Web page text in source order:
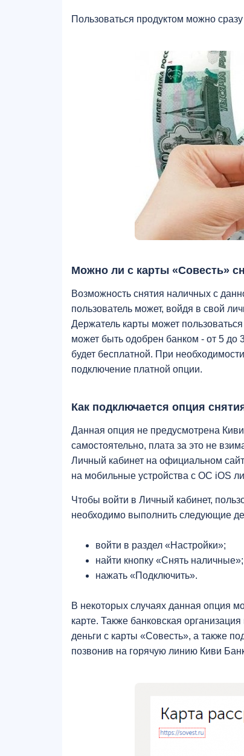
Пользоваться продуктом можно
Можно ли с карты «Совесть»
Возможность снятия наличных с
пользователь может, войдя в свой
Держатель карты может
может быть одобрен банком - от 5 до
будет бесплатной. При
подключение платной опции.
Как подключается опция
Данная опция не предусмотрена
самостоятельно, плата за это не
Личный кабинет на официальном
на мобильные устройства с ОС iOS
Чтобы войти в Личный кабинет,
необходимо выполнить следующие
войти в раздел «Настройки»;
найти кнопку «Снять наличные»;
нажать «Подключить».
В некоторых случаях данная опция
карте. Также банковская
деньги с карты «Совесть», а также
позвонив на горячую линию Киви